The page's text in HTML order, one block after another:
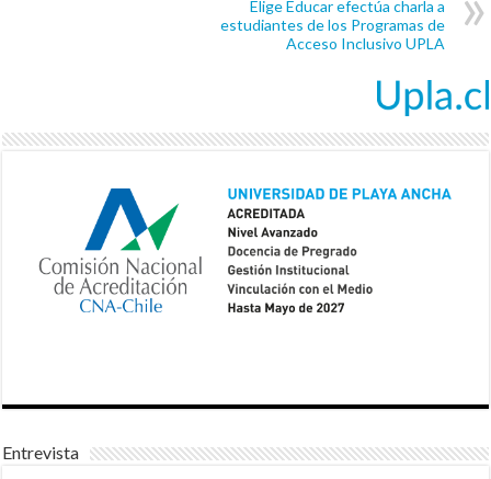
Elige Educar efectúa charla a
estudiantes de los Programas de
Acceso Inclusivo UPLA
Entrevista